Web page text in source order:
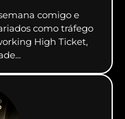
comigo e
como tráfego
High Ticket,